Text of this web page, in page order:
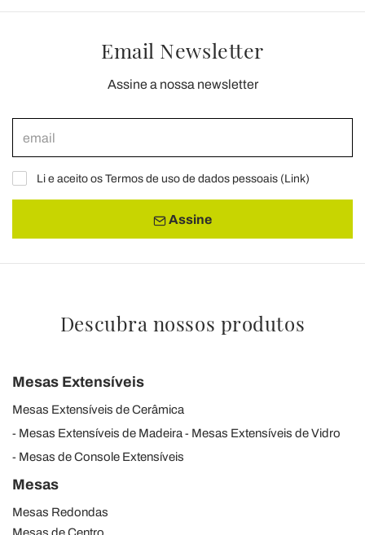
Email Newsletter
Assine a nossa newsletter
Li e aceito os Termos de uso de dados pessoais (Link)
Assine
Descubra nossos produtos
Mesas Extensíveis
Mesas Extensíveis de Cerâmica
Mesas Extensíveis de Madeira
Mesas Extensíveis de Vidro
Mesas de Console Extensíveis
Mesas
Mesas Redondas